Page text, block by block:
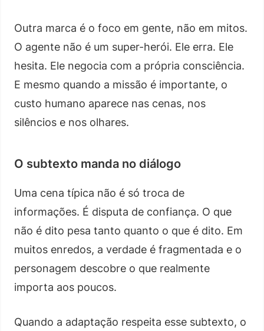
Outra marca é o foco em gente, não em mitos.
O agente não é um super-herói. Ele erra. Ele
hesita. Ele negocia com a própria consciência.
E mesmo quando a missão é importante, o
custo humano aparece nas cenas, nos
silêncios e nos olhares.
O subtexto manda no diálogo
Uma cena típica não é só troca de
informações. É disputa de confiança. O que
não é dito pesa tanto quanto o que é dito. Em
muitos enredos, a verdade é fragmentada e o
personagem descobre o que realmente
importa aos poucos.
Quando a adaptação respeita esse subtexto, o